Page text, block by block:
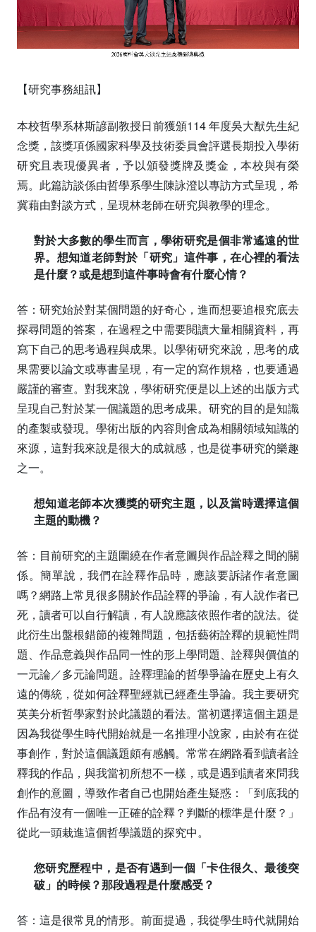
【研究事務組訊】
本校哲學系林斯諺副教授日前獲頒114 年度吳大猷先生紀
念獎，該獎項係國家科學及技術委員會評選長期投入學術
研究且表現優異者，予以頒發獎牌及獎金，本校與有榮
焉。此篇訪談係由哲學系學生陳詠澄以專訪方式呈現，希
冀藉由對談方式，呈現林老師在研究與教學的理念。
對於大多數的學生而言，學術研究是個非常遙遠的世
界。想知道老師對於「研究」這件事，在心裡的看法
是什麼？或是想到這件事時會有什麼心情？
答：研究始於對某個問題的好奇心，進而想要追根究底去
探尋問題的答案，在過程之中需要閱讀大量相關資料，再
寫下自己的思考過程與成果。以學術研究來說，思考的成
果需要以論文或專書呈現，有一定的寫作規格，也要通過
嚴謹的審查。對我來說，學術研究便是以上述的出版方式
呈現自己對於某一個議題的思考成果。研究的目的是知識
的產製或發現。學術出版的內容則會成為相關領域知識的
來源，這對我來說是很大的成就感，也是從事研究的樂趣
之一。
想知道老師本次獲獎的研究主題，以及當時選擇這個
主題的動機？
答：目前研究的主題圍繞在作者意圖與作品詮釋之間的關
係。簡單說，我們在詮釋作品時，應該要訴諸作者意圖
嗎？網路上常見很多關於作品詮釋的爭論，有人說作者已
死，讀者可以自行解讀，有人說應該依照作者的說法。從
此衍生出盤根錯節的複雜問題，包括藝術詮釋的規範性問
題、作品意義與作品同一性的形上學問題、詮釋與價值的
一元論／多元論問題。詮釋理論的哲學爭論在歷史上有久
遠的傳統，從如何詮釋聖經就已經產生爭論。我主要研究
英美分析哲學家對於此議題的看法。當初選擇這個主題是
因為我從學生時代開始就是一名推理小說家，由於有在從
事創作，對於這個議題頗有感觸。常常在網路看到讀者詮
釋我的作品，與我當初所想不一樣，或是遇到讀者來問我
創作的意圖，導致作者自己也開始產生疑惑：「到底我的
作品有沒有一個唯一正確的詮釋？判斷的標準是什麼？」
從此一頭栽進這個哲學議題的探究中。
您研究歷程中，是否有遇到一個「卡住很久、最後突
破」的時候？那段過程是什麼感受？
答：這是很常見的情形。前面提過，我從學生時代就開始